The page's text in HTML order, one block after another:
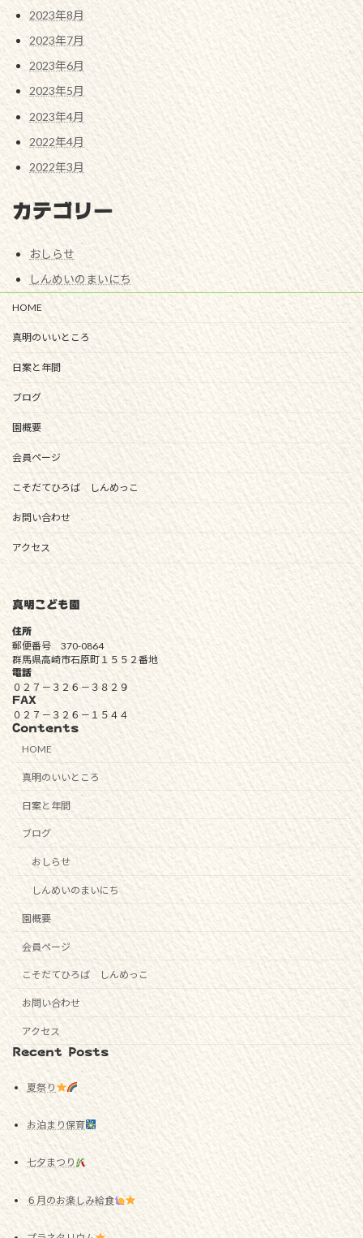
2023年8月
2023年7月
2023年6月
2023年5月
2023年4月
2022年4月
2022年3月
カテゴリー
おしらせ
しんめいのまいにち
HOME
真明のいいところ
日案と年間
ブログ
園概要
会員ページ
こそだてひろば しんめっこ
お問い合わせ
アクセス
真明こども園
住所
郵便番号 370-0864
群馬県高崎市石原町１５５２番地
電話
０２７－３２６－３８２９
FAX
０２７－３２６－１５４４
Contents
HOME
真明のいいところ
日案と年間
ブログ
おしらせ
しんめいのまいにち
園概要
会員ページ
こそだてひろば しんめっこ
お問い合わせ
アクセス
Recent Posts
夏祭り
お泊まり保育
七夕まつり
６月のお楽しみ給食